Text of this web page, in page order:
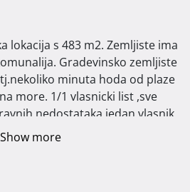
Gradevinsko zemljiste
minuta hoda od plaze
more. 1/1 vlasnicki list ,sve
nedostataka,jedan vlasnik
provizije.
Show more